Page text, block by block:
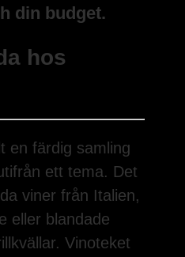
din budget.
hos
en färdig samling
ett tema. Det
viner från Italien,
eller blandade
Vinoteket